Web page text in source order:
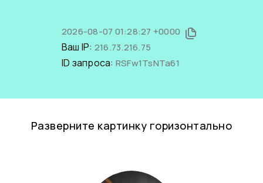
2026-08-07 01:28:27 +0000
Ваш IP: 216.73.216.75
ID запроса: RSFw1TsNTa61
Разверните картинку горизонтально